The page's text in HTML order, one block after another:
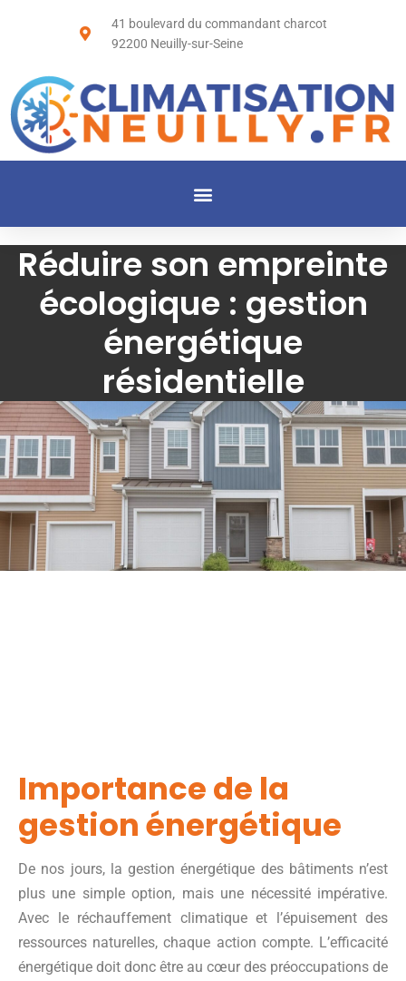
41 boulevard du commandant charcot
92200 Neuilly-sur-Seine
Réduire son empreinte
écologique : gestion
énergétique
résidentielle
Importance de la
gestion énergétique
De nos jours, la gestion énergétique des bâtiments n’est
plus une simple option, mais une nécessité impérative.
Avec le réchauffement climatique et l’épuisement des
ressources naturelles, chaque action compte. L’efficacité
énergétique doit donc être au cœur des préoccupations de